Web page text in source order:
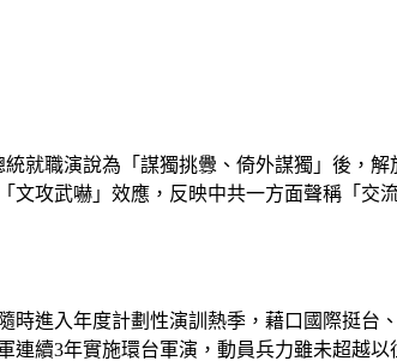
就職演說為「謀獨挑釁、倚外謀獨」後，
攻武嚇」效應，反映中共一方面聲稱「交
時進入年度計劃性演訓熱季，藉口國際挺
續3年實施環台軍演，動員兵力雖未超越